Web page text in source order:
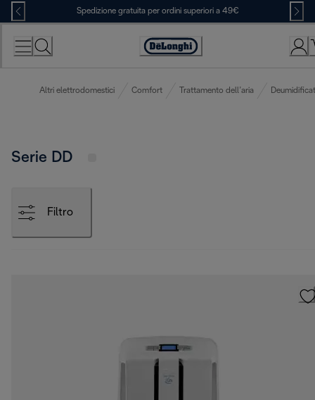
Skip
to
Content
Spedizione gratuita per ordini superiori a 49€
Accessibility
Altri elettrodomestici Comfort Trattamento dell’aria
Serie DD
Filtro